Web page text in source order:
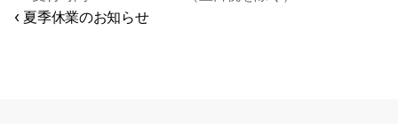
‹ 夏季休業のお知らせ